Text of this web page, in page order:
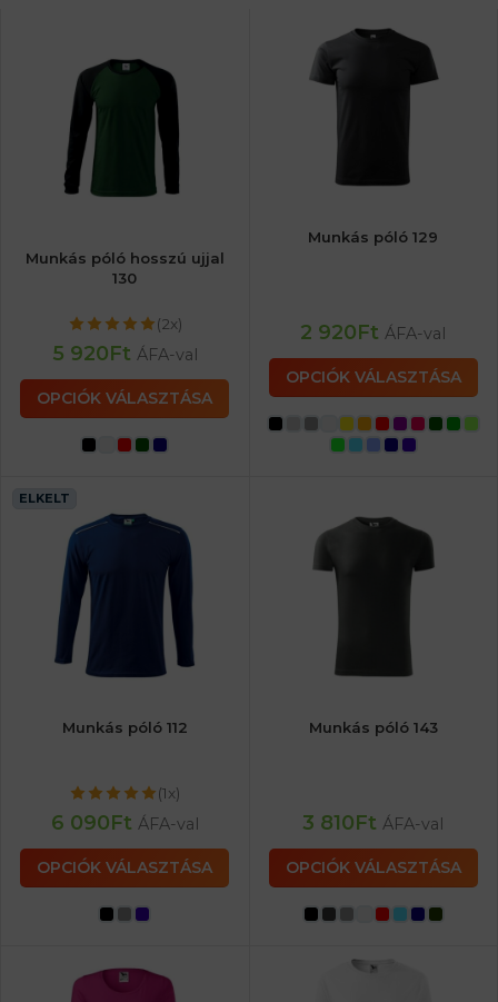
Munkás póló hosszú ujjal
130
(2x)
5 920Ft ÁFA-val
OPCIÓK VÁLASZTÁSA
Munkás póló 129
2 920Ft ÁFA-val
OPCIÓK VÁLASZTÁSA
ELKELT
Munkás póló 112
(1x)
6 090Ft ÁFA-val
OPCIÓK VÁLASZTÁSA
Munkás póló 143
3 810Ft ÁFA-val
OPCIÓK VÁLASZTÁSA